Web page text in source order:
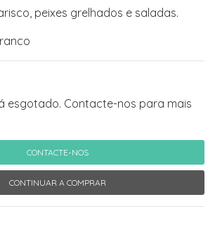
peixes grelhados e saladas.
esgotado. Contacte-nos para mais
CONTACTE-NOS
CONTINUAR A COMPRAR